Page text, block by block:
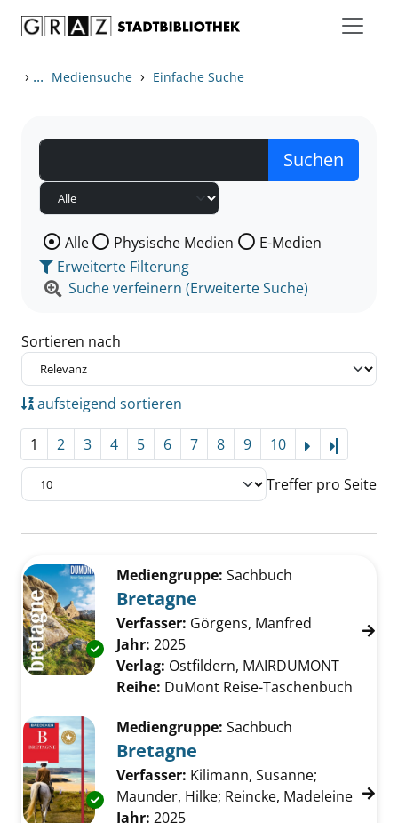
› ... Mediensuche › Einfache Suche
Wählen Sie die Medienart nach der Sie suchen wollen.
Alle Physische Medien
E-Medien
Erweiterte Filterung
Suche verfeinern (Erweiterte Suche)
Sortieren nach
aufsteigend sortieren
1 2 3 4 5 6 7 8 9 10
Treffer pro Seite
Zu den Suchfiltern springen
Exemplar-Details von Bretagne anzeigen
Mediengruppe: Sachbuch
Bretagne
Verfasser: Görgens, Manfred Suche
Jahr: 2025
Verlag: Ostfildern, MAIRDUMONT
Reihe: DuMont Reise-Taschenbuch
Exemplar-Details von Bretagne anzeigen
Mediengruppe: Sachbuch
Bretagne
Verfasser: Kilimann, Susanne;
Maunder, Hilke; Reincke, Madeleine
Jahr: 2025